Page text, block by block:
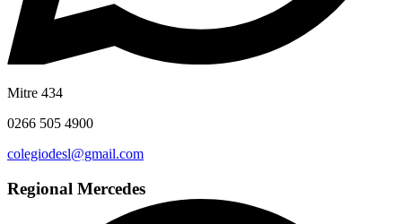
Mitre 434
0266 505 4900
colegiodesl@gmail.com
Regional Mercedes